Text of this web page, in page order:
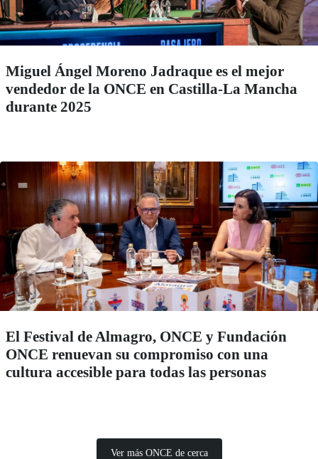
Miguel Ángel Moreno Jadraque es el mejor
vendedor de la ONCE en Castilla-La Mancha
durante 2025
El Festival de Almagro, ONCE y Fundación
ONCE renuevan su compromiso con una
cultura accesible para todas las personas
Ver más ONCE de cerca